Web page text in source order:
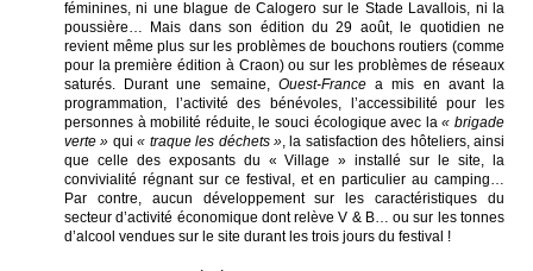
féminines, ni une blague de Calogero sur le Stade Lavallois, ni la
poussière… Mais dans son édition du 29 août, le quotidien ne
revient même plus sur les problèmes de bouchons routiers (comme
pour la première édition à Craon) ou sur les problèmes de réseaux
saturés. Durant une semaine, Ouest-Francea mis en avant la
programmation, l’activité des bénévoles, l’accessibilité pour les
personnes à mobilité réduite, le souci écologique avec la« brigade
verte » qui« traque les déchets », la satisfaction des hôteliers, ainsi
que celle des exposants du « Village » installé sur le site, la
convivialité régnant sur ce festival, et en particulier au camping…
Par contre, aucun développement sur les caractéristiques du
secteur d’activité économique dont relève V & B… ou sur les tonnes
d’alcool vendues sur le site durant les trois jours du festival !